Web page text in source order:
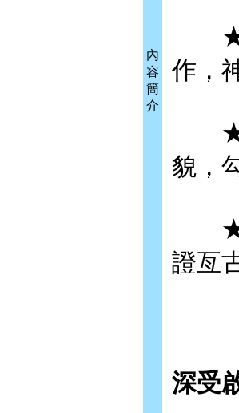
內
容
簡
介
★二
作，
★史
貌，
★透
證亙
深受